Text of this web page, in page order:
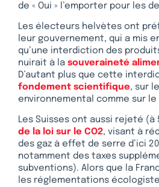
de « Oui » l’emporter pour les
Les électeurs helvètes ont
leur gouvernement, qui a mis
qu’une interdiction des
nuirait à la souveraineté
D’autant plus que cette
fondement scientifique, sur
environnemental comme sur
Les Suisses ont aussi rejeté (à
de la loi sur le CO2, visant à
des gaz à effet de serre d’ici
notamment des taxes
subventions). Alors que la
les réglementations